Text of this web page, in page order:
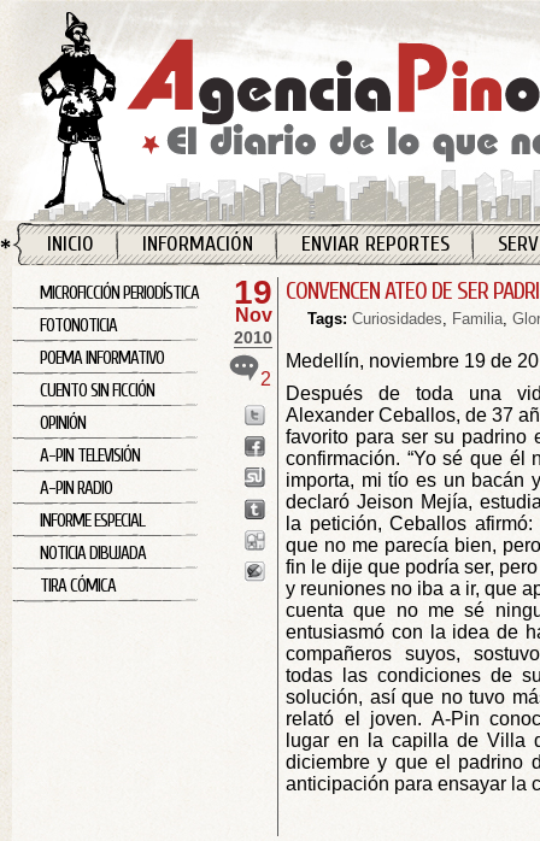
INICIO INFORMACIÓN ENVIAR REPORTES
MICROFICCIÓN PERIODÍSTICA
FOTONOTICIA
POEMA INFORMATIVO
CUENTO SIN FICCIÓN
OPINIÓN
A-PIN TELEVISIÓN
A-PIN RADIO
INFORME ESPECIAL
NOTICIA DIBUJADA
TIRA CÓMICA
19
Nov
2010
2
CONVENCEN ATEO DE SER
Tags: Curiosidades, Familia,
Medellín, noviembre 19 de
Después de toda una
Alexander Ceballos, de 37
favorito para ser su padrino
confirmación. “Yo sé que él
importa, mi tío es un bacán
declaró Jeison Mejía,
la petición, Ceballos
que no me parecía bien,
fin le dije que podría ser,
y reuniones no iba a ir, que
cuenta que no me sé
entusiasmó con la idea de
compañeros suyos,
todas las condiciones de
solución, así que no tuvo
relató el joven. A-Pin
lugar en la capilla de Villa
diciembre y que el padrino
anticipación para ensayar la